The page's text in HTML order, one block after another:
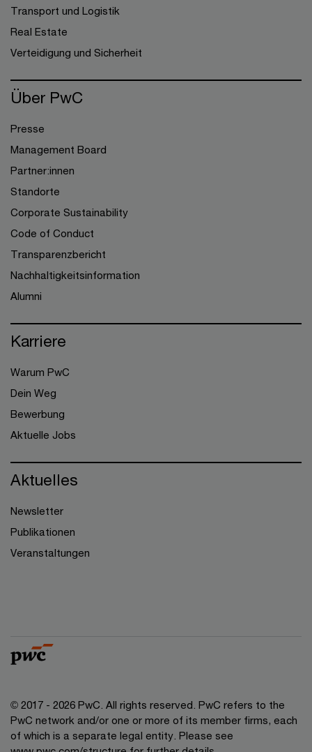
Transport und Logistik
Real Estate
Verteidigung und Sicherheit
Über PwC
Presse
Management Board
Partner:innen
Standorte
Corporate Sustainability
Code of Conduct
Transparenzbericht
Nachhaltigkeitsinformation
Alumni
Karriere
Warum PwC
Dein Weg
Bewerbung
Aktuelle Jobs
Aktuelles
Newsletter
Publikationen
Veranstaltungen
© 2017 - 2026 PwC. All rights reserved. PwC refers to the
PwC network and/or one or more of its member firms, each
of which is a separate legal entity. Please see